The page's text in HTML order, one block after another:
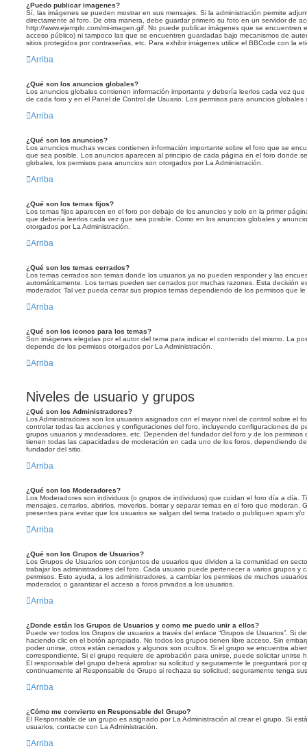
¿Puedo publicar imagenes?
Sí, las imágenes se pueden mostrar en sus mensajes. Si la administración permite
directamente al foro. De otra manera, debe guardar primero su foto en un servidor de
http://www.ejemplo.com/mi-imagen.gif. No puede publicar imágenes que se encuentren
acceso público) ni tampoco las que se encuentren guardadas bajo mecanismos de
sitios protegidos por contraseñas, etc. Para exhibir imágenes utilice el BBCode con la
Arriba
¿Qué son los anuncios globales?
Los anuncios globales contienen información importante y debería leerlos cada vez
de cada foro y en el Panel de Control de Usuario. Los permisos para anuncios globales
Arriba
¿Qué son los anuncios?
Los anuncios muchas veces contienen información importante sobre el foro que se
que sea posible. Los anuncios aparecen al principio de cada página en el foro donde
globales, los permisos para anuncios son otorgados por La Administración.
Arriba
¿Qué son los temas fijos?
Los temas fijos aparecen en el foro por debajo de los anuncios y solo en la primer
que debería leerlos cada vez que sea posible. Como en los anuncios globales y
otorgados por La Administración.
Arriba
¿Qué son los temas cerrados?
Los temas cerrados son temas donde los usuarios ya no pueden responder y las
automáticamente. Los temas pueden ser cerrados por muchas razones. Esta decisión
moderador. Tal vez pueda cerrar sus propios temas dependiendo de los permisos que
Arriba
¿Qué son los iconos para los temas?
Son imágenes elegidas por el autor del tema para indicar el contenido del mismo. La
depende de los permisos otorgados por La Administración.
Arriba
Niveles de usuario y grupos
¿Qué son los Administradores?
Los Administradores son los usuarios asignados con el mayor nivel de control sobre el
controlar todas las acciones y configuraciones del foro, incluyendo configuraciones de
grupos usuarios y moderadores, etc. Dependen del fundador del foro y de los
tienen todas las capacidades de moderación en cada uno de los foros, dependiendo
fundador del sitio.
Arriba
¿Qué son los Moderadores?
Los Moderadores son individuos (o grupos de individuos) que cuidan el foro día a día.
mensajes, cerrarlos, abrirlos, moverlos, borrar y separar temas en el foro que moderan.
presentes para evitar que los usuarios se salgan del tema tratado o publiquen spam y/o
Arriba
¿Qué son los Grupos de Usuarios?
Los Grupos de Usuarios son conjuntos de usuarios que dividen a la comunidad en
trabajar los administradores del foro. Cada usuario puede pertenecer a varios grupos y
permisos. Esto ayuda, a los administradores, a cambiar los permisos de muchos
moderador, o garantizar el acceso a foros privados a los usuarios.
Arriba
¿Donde están los Grupos de Usuarios y como me puedo unir a ellos?
Puede ver todos los Grupos de usuarios a través del enlace “Grupos de Usuarios”. Si
haciendo clic en el botón apropiado. No todos los grupos tienen libre acceso. Sin
poder unirse, otros están cerrados y algunos son ocultos. Si el grupo se encuentra
correspondiente. Si el grupo requiere de aprobación para unirse, puede solicitar unirse
El responsable del grupo deberá aprobar su solicitud y seguramente le preguntará por
continuamente al Responsable de Grupo si rechaza su solicitud; seguramente tenga
Arriba
¿Cómo me convierto en Responsable del Grupo?
El Responsable de un grupo es asignado por La Administración al crear el grupo. Si
usuarios, contacte con La Administración.
Arriba